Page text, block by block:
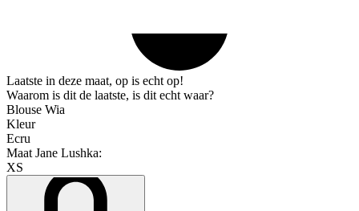
Laatste in deze maat, op is echt op!
Waarom is dit de laatste, is dit echt waar?
Blouse Wia
Kleur
Ecru
Maat Jane Lushka:
XS